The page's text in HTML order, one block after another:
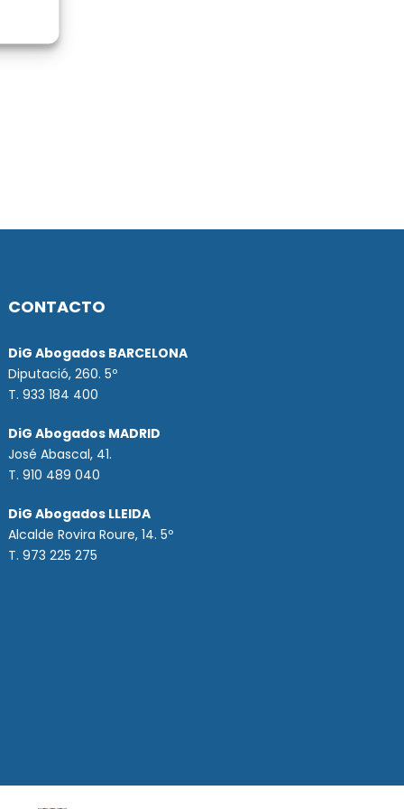
CONTACTO
DiG Abogados BARCELONA
Diputació, 260. 5º
T. 933 184 400
DiG Abogados MADRID
José Abascal, 41.
T.910 489 040
DiG Abogados LLEIDA
Alcalde Rovira Roure, 14. 5º
T. 973 225 275